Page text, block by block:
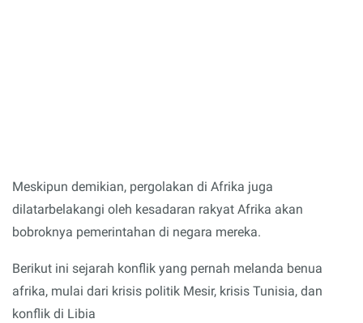
Meskipun demikian, pergolakan di Afrika juga
dilatarbelakangi oleh kesadaran rakyat Afrika akan
bobroknya pemerintahan di negara mereka.
Berikut ini sejarah konflik yang pernah melanda benua
afrika, mulai dari krisis politik Mesir, krisis Tunisia, dan
konflik di Libia